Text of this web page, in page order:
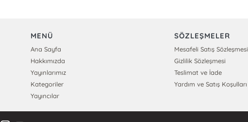
MENÜ
Ana Sayfa
Hakkımızda
Yayınlarımız
Kategoriler
Yayıncılar
SÖZLEŞMELER
Mesafeli Satış Sözleşmesi
Gizlilik Sözleşmesi
Teslimat ve İade
Yardım ve Satış Koşulları